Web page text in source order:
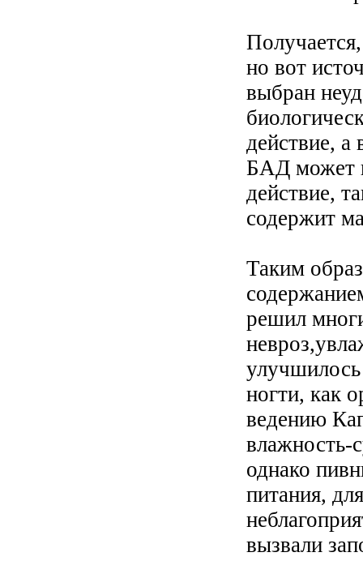
но вот
выбран
действие, а
БАД может
действие,
содержит
Таким
решил
улучшилось
ногти, как
ведению
влажность-
однако
питания,
вызвали